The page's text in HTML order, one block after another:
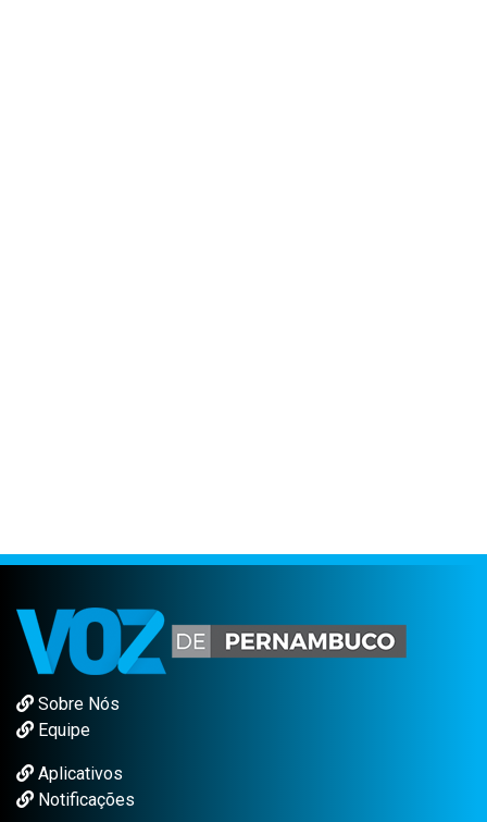
Sobre Nós
Equipe
Aplicativos
Notificações